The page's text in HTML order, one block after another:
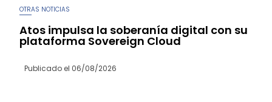
OTRAS NOTICIAS
Atos impulsa la soberanía digital con su
plataforma Sovereign Cloud
Publicado el 06/08/2026